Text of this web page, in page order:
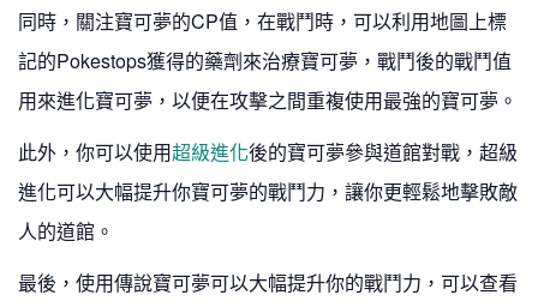
同時，關注寶可夢的CP值，在戰鬥時，可以利用地圖上標
記的Pokestops獲得的藥劑來治療寶可夢，戰鬥後的戰鬥值
用來進化寶可夢，以便在攻擊之間重複使用最強的寶可夢。
此外，你可以使用超級進化後的寶可夢參與道館對戰，超級
進化可以大幅提升你寶可夢的戰鬥力，讓你更輕鬆地擊敗敵
人的道館。
最後，使用傳說寶可夢可以大幅提升你的戰鬥力，可以查看